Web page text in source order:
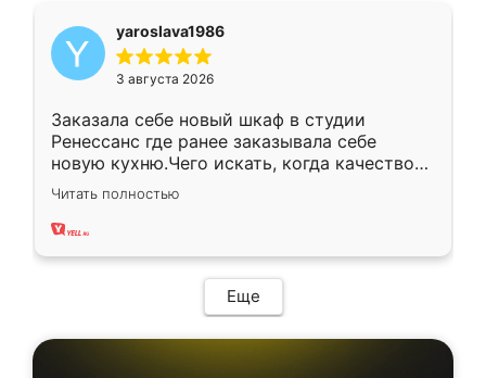
yaroslava1986
3 августа 2026
Заказала себе новый шкаф в студии
Ренессанс где ранее заказывала себе
новую кухню.Чего искать, когда качеством
вполне довольна. Служит кухня уже почти
два года, нареканий нет.
Читать полностью
Еще